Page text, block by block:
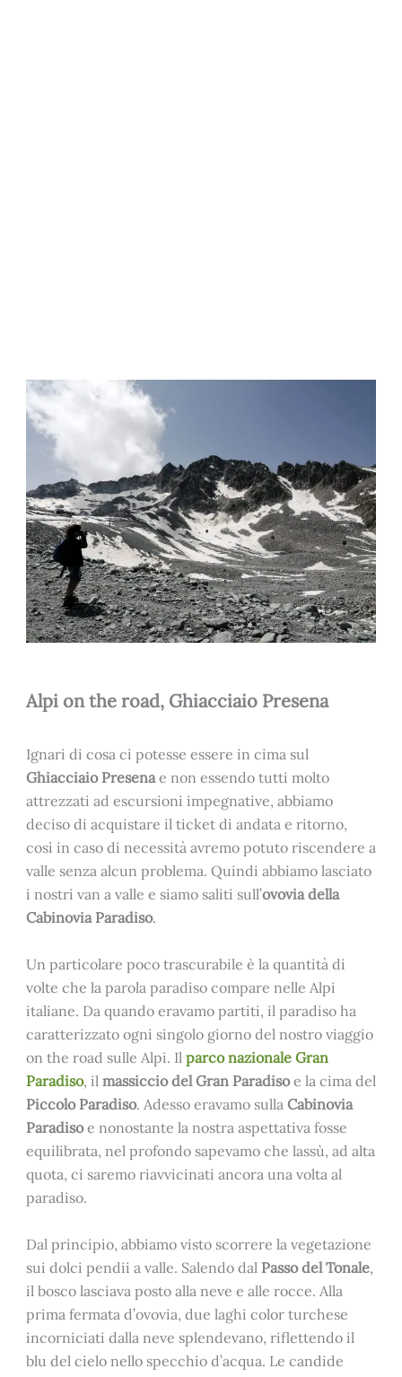
Alpi on the road, Ghiacciaio Presena
Ignari di cosa ci potesse essere in cima sul
Ghiacciaio Presenae non essendo tutti molto
attrezzati ad escursioni impegnative, abbiamo
deciso di acquistare il ticket di andata e ritorno,
così in caso di necessità avremo potuto riscendere a
valle senza alcun problema. Quindi abbiamo lasciato
i nostri van a valle e siamo saliti sull’ovovia della
Cabinovia Paradiso.
Un particolare poco trascurabile è la quantità di
volte che la parola paradiso compare nelle Alpi
italiane. Da quando eravamo partiti, il paradiso ha
caratterizzato ogni singolo giorno del nostro viaggio
on the road sulle Alpi. Il parco nazionale Gran
Paradiso, il massiccio del Gran Paradisoe la cima del
Piccolo Paradiso. Adesso eravamo sulla Cabinovia
Paradisoe nonostante la nostra aspettativa fosse
equilibrata, nel profondo sapevamo che lassù, ad alta
quota, ci saremo riavvicinati ancora una volta al
paradiso.
Dal principio, abbiamo visto scorrere la vegetazione
sui dolci pendii a valle. Salendo dal Passo del Tonale,
il bosco lasciava posto alla neve e alle rocce. Alla
prima fermata d’ovovia, due laghi color turchese
incorniciati dalla neve splendevano, riflettendo il
blu del cielo nello specchio d’acqua. Le candide